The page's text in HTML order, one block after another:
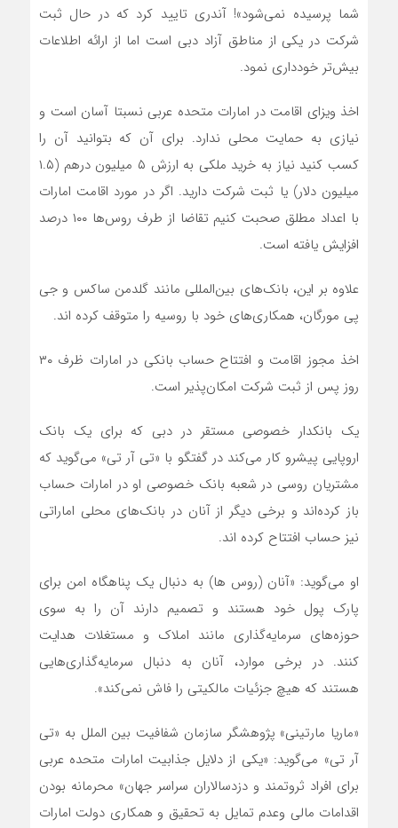
شما پرسیده نمی‌شود»! آندری تایید کرد که در حال ثبت
شرکت در یکی از مناطق آزاد دبی است اما از ارائه اطلاعات
بیش‌تر خودداری نمود.
اخذ ویزای اقامت در امارات متحده عربی نسبتا آسان است و
نیازی به حمایت محلی ندارد. برای آن که بتوانید آن را
کسب کنید نیاز به خرید ملکی به ارزش ۵ میلیون درهم (۱.۵
میلیون دلار) یا ثبت شرکت دارید. اگر در مورد اقامت امارات
با اعداد مطلق صحبت کنیم تقاضا از طرف روس‌ها ۱۰۰ درصد
افزایش یافته است.
علاوه بر این، بانک‌های بین‌المللی مانند گلدمن ساکس و جی
پی مورگان، همکاری‌های خود با روسیه را متوقف کرده اند.
اخذ مجوز اقامت و افتتاح حساب بانکی در امارات ظرف ۳۰
روز پس از ثبت شرکت امکان‌پذیر است.
یک بانکدار خصوصی مستقر در دبی که برای یک بانک
اروپایی پیشرو کار می‌کند در گفتگو با «تی آر تی» می‌گوید که
مشتریان روسی در شعبه بانک خصوصی او در امارات حساب
باز کرده‌اند و برخی دیگر از آنان در بانک‌های محلی اماراتی
نیز حساب افتتاح کرده اند.
او می‌گوید: «آنان (روس ها) به دنبال یک پناهگاه امن برای
پارک پول خود هستند و تصمیم دارند آن را به سوی
حوزه‌های سرمایه‌گذاری مانند املاک و مستغلات هدایت
کنند. در برخی موارد، آنان به دنبال سرمایه‌گذاری‌هایی
هستند که هیچ جزئیات مالکیتی را فاش نمی‌کند».
«ماریا مارتینی» پژوهشگر سازمان شفافیت بین الملل به «تی
آر تی» می‌گوید: «یکی از دلایل جذابیت امارات متحده عربی
برای افراد ثروتمند و دزدسالاران سراسر جهان» محرمانه بودن
اقدامات مالی وعدم تمایل به تحقیق و همکاری دولت امارات